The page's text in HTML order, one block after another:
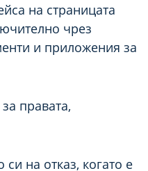
на страницата
чрез
и приложения за
правата,
на отказ, когато е